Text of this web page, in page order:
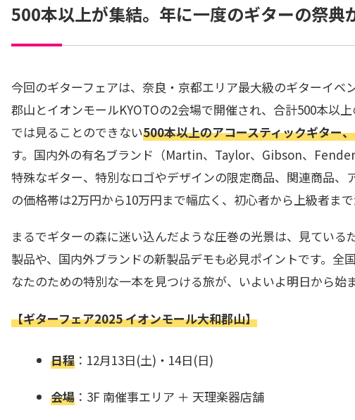
500本以上が集結。年に一度のギターの祭典
今回のギターフェアは、奈良・京都エリア最大級のギターイベ
郡山とイオンモールKYOTOの2会場で開催され、合計500本以
では見ることのできない500本以上のアコースティックギター
す。国内外の有名ブランド（Martin、Taylor、Gibson、
特殊なギター、特別なロゴやデザインの限定商品、関連商品、
の価格帯は2万円から10万円まで幅広く、初心者から上級者ま
まるでギターの森に迷い込んだような圧巻の光景は、見てい
製品や、国内外ブランドの新製品デモも必見ポイントです。全
なたのための特別な一本を見つける旅が、いよいよ明日から始ま
【ギターフェア2025 イオンモール大和郡山】
日程 ：12月13日(土)・14日(日)
会場 ：3F 南催事エリア ＋ 天理楽器店舗